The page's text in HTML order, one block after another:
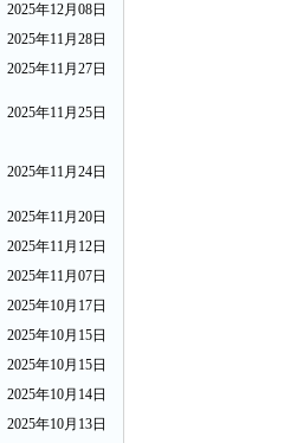
2025年12月08日
2025年11月28日
2025年11月27日
2025年11月25日
2025年11月24日
2025年11月20日
2025年11月12日
2025年11月07日
2025年10月17日
2025年10月15日
2025年10月15日
2025年10月14日
2025年10月13日